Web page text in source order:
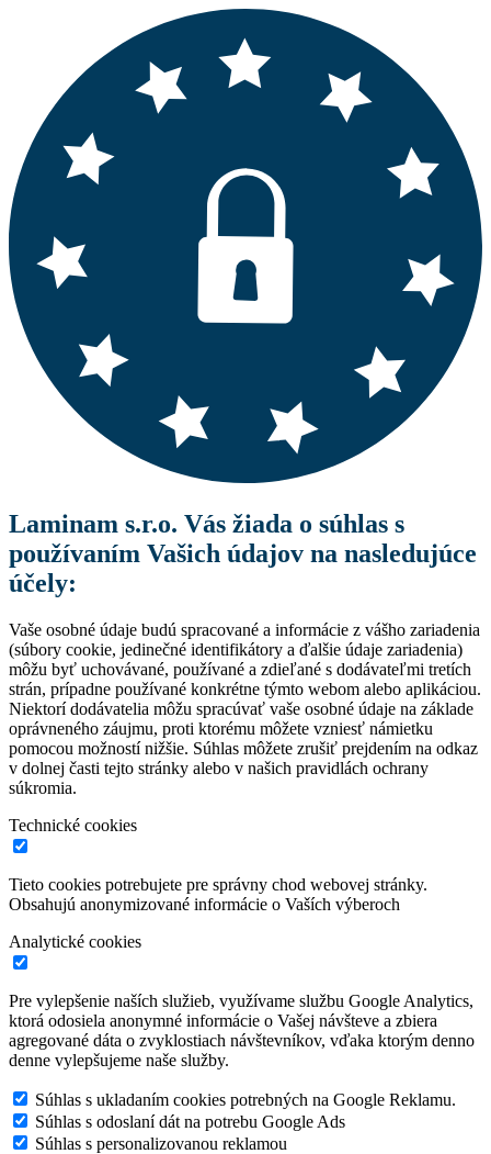
Laminam s.r.o. Vás žiada o súhlas s
používaním Vašich údajov na nasledujúce
účely:
Vaše osobné údaje budú spracované a informácie z vášho zariadenia
(súbory cookie, jedinečné identifikátory a ďalšie údaje zariadenia)
môžu byť uchovávané, používané a zdieľané s dodávateľmi tretích
strán, prípadne používané konkrétne týmto webom alebo aplikáciou.
Niektorí dodávatelia môžu spracúvať vaše osobné údaje na základe
oprávneného záujmu, proti ktorému môžete vzniesť námietku
pomocou možností nižšie. Súhlas môžete zrušiť prejdením na odkaz
v dolnej časti tejto stránky alebo v našich pravidlách ochrany
súkromia.
Technické cookies
Tieto cookies potrebujete pre správny chod webovej stránky.
Obsahujú anonymizované informácie o Vaších výberoch
Analytické cookies
Pre vylepšenie naších služieb, využívame službu Google Analytics,
ktorá odosiela anonymné informácie o Vašej návšteve a zbiera
agregované dáta o zvyklostiach návštevníkov, vďaka ktorým denno
denne vylepšujeme naše služby.
Súhlas s ukladaním cookies potrebných na Google Reklamu.
Súhlas s odoslaní dát na potrebu Google Ads
Súhlas s personalizovanou reklamou